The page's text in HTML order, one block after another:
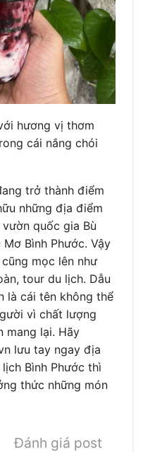
hương vị thơm
cái nắng chói
trở thành điểm
những địa điểm
quốc gia Bù
Mơ Bình Phước. Vậy
mọc lên như
tour du lịch. Dẫu
là cái tên không thể
vì chất lượng
mang lại. Hãy
lưu tay ngay địa
Bình Phước thì
thức những món
Đánh giá post